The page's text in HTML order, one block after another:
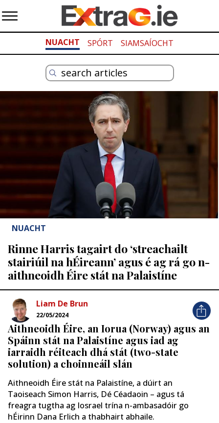
NUACHT SPÓRT SIAMSAÍOCHT
NUACHT
Rinne Harris tagairt do ‘streachailt
stairiúil na hÉireann’ agus é ag rá go n-
aithneoidh Éire stát na Palaistíne
Liam De Brun
22/05/2024
Aithneoidh Éire, an Iorua (Norway) agus an
Spáinn stát na Palaistíne agus iad ag
iarraidh réiteach dhá stát (two-state
solution) a choinneáil slán
Aithneoidh Éire stát na Palaistíne, a dúirt an
Taoiseach Simon Harris, Dé Céadaoin – agus tá
freagra tugtha ag Iosrael trína n-ambasadóir go
hÉirinn Dana Erlich a thabhairt abhaile.